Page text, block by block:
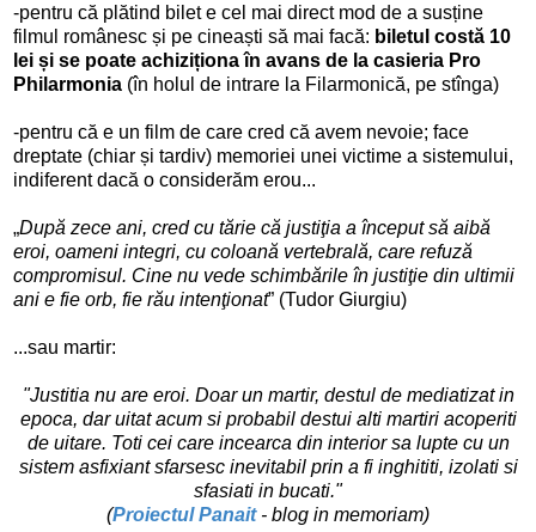
-pentru că plătind bilet e cel mai direct mod de a susține
filmul românesc și pe cineaști să mai facă: biletul costă 10
lei și se poate achiziționa în avans de la casieria Pro
Philarmonia (în holul de intrare la Filarmonică, pe stînga)
-pentru că e un film de care cred că avem nevoie; face
dreptate (chiar și tardiv) memoriei unei victime a sistemului,
indiferent dacă o considerăm erou...
„După zece ani, cred cu tărie că justiţia a început să aibă
eroi, oameni integri, cu coloană vertebrală, care refuză
compromisul. Cine nu vede schimbările în justiţie din ultimii
ani e fie orb, fie rău intenţionat” (Tudor Giurgiu)
...sau martir:
"Justitia nu are eroi. Doar un martir, destul de mediatizat in
epoca, dar uitat acum si probabil destui alti martiri acoperiti
de uitare. Toti cei care incearca din interior sa lupte cu un
sistem asfixiant sfarsesc inevitabil prin a fi inghititi, izolati si
sfasiati in bucati."
(Proiectul Panait- blog in memoriam)